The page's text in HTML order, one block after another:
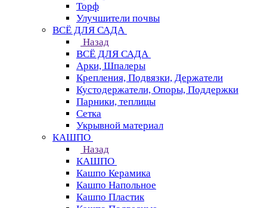
Торф
Улучшители почвы
ВСЁ ДЛЯ САДА
Назад
ВСЁ ДЛЯ САДА
Арки, Шпалеры
Крепления, Подвязки, Держатели
Кустодержатели, Опоры, Поддержки
Парники, теплицы
Сетка
Укрывной материал
КАШПО
Назад
КАШПО
Кашпо Керамика
Кашпо Напольное
Кашпо Пластик